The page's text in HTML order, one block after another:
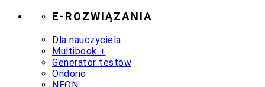
E-ROZWIĄZANIA
Dla nauczyciela
Multibook +
Generator testów
Ondorio